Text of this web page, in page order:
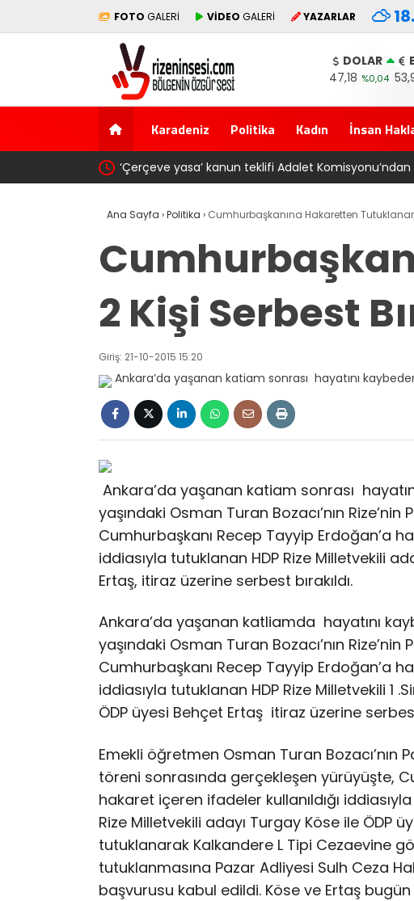
FOTO GALERİ VİDEO GALERİ YAZARLAR
DOLAR
47,18 %0,04
Karadeniz Politika Kadın İnsan
‘Çerçeve yasa’ kanun teklifi Adalet
Ana Sayfa ›Politika › Cumhurbaşkanına Hakaretten Tutuklanan
2 Kişi Serbest
Giriş: 21-10-2015 15:20
Ankara’da yaşanan katiam sonrası
yaşındaki Osman Turan Bozacı’nın
Cumhurbaşkanı Recep Tayyip Erdoğan’a
iddiasıyla tutuklanan HDP Rize Milletvekili
Ertaş, itiraz üzerine serbest bırakıldı.
Ankara’da yaşanan katliamda hayatını
yaşındaki Osman Turan Bozacı’nın
Cumhurbaşkanı Recep Tayyip Erdoğan’a
iddiasıyla tutuklanan HDP Rize Milletvekili 1
ÖDP üyesi Behçet Ertaş itiraz üzerine serbest
Emekli öğretmen Osman Turan Bozacı’nın
töreni sonrasında gerçekleşen yürüyüşte,
hakaret içeren ifadeler kullanıldığı
Rize Milletvekili adayı Turgay Köse ile ÖDP
tutuklanarak Kalkandere L Tipi Cezaevine
tutuklanmasına Pazar Adliyesi Sulh Ceza
başvurusu kabul edildi. Köse ve Ertaş